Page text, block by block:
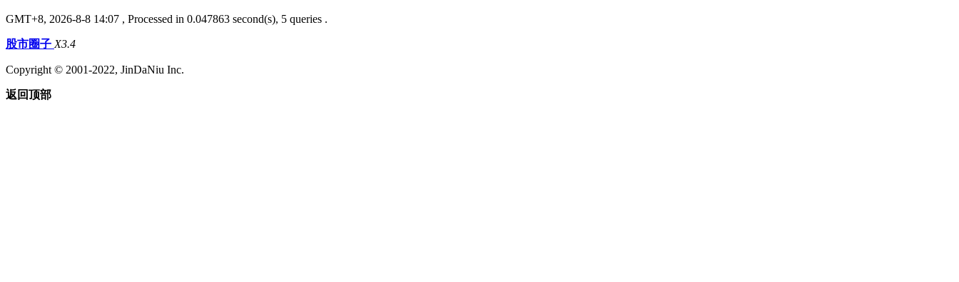
GMT+8, 2026-8-8 14:07 , Processed in 0.047863 second(s), 5 queries .
股市圈子 X3.4
Copyright © 2001-2022, JinDaNiu Inc.
返回顶部